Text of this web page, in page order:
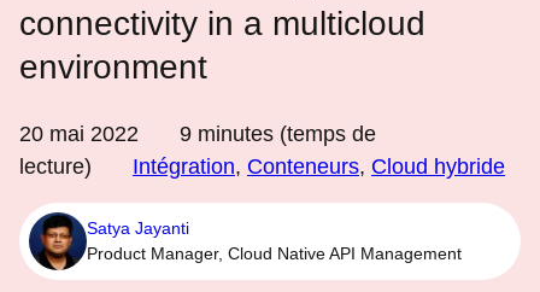
connectivity in a multicloud
environment
20 mai 2022 9 minutes (temps de
lecture)
Intégration, Conteneurs, Cloud hybride
Satya Jayanti
Product Manager, Cloud Native API Management